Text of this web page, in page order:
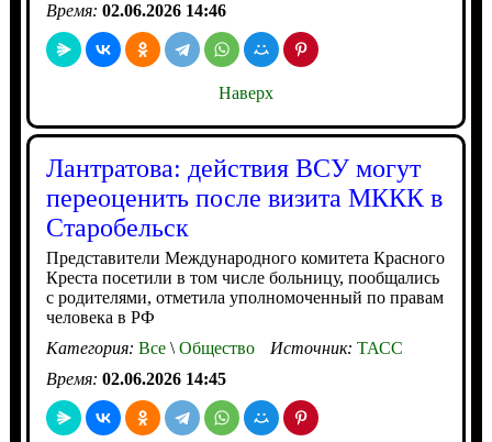
Время: 02.06.2026 14:46
Наверх
Лантратова: действия ВСУ могут
переоценить после визита МККК в
Старобельск
Представители Международного комитета Красного
Креста посетили в том числе больницу, пообщались
с родителями, отметила уполномоченный по правам
человека в РФ
Категория: Все\Общество Источник: ТАСС
Время: 02.06.2026 14:45